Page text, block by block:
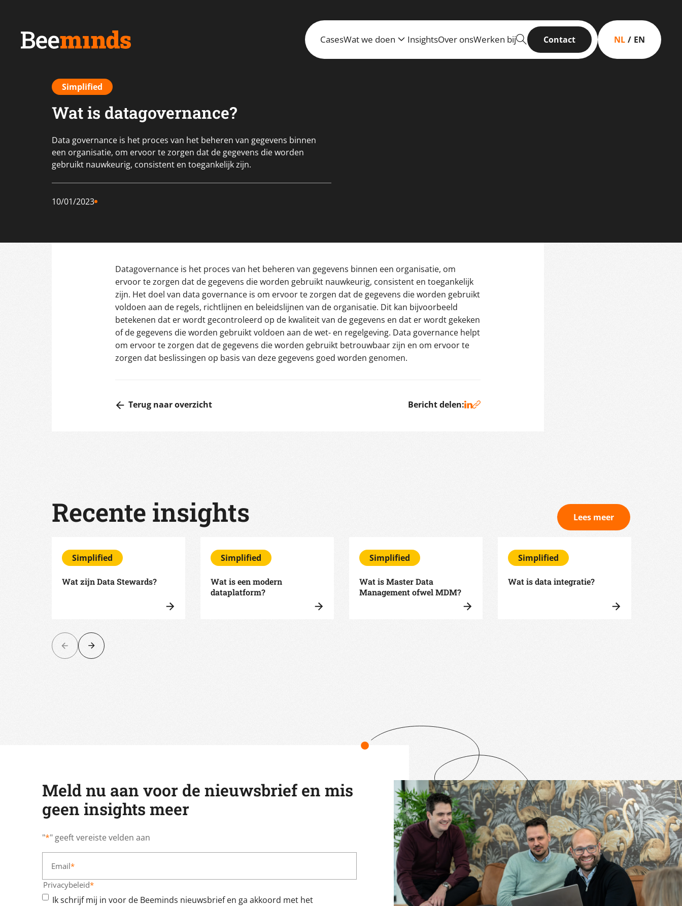
CasesWat we doen InsightsOver onsWerken bij Contact NL EN
Simplified
Wat is datagovernance?
Data governance is het proces van het beheren van gegevens binnen
een organisatie, om ervoor te zorgen dat de gegevens die worden
gebruikt nauwkeurig, consistent en toegankelijk zijn.
10/01/2023
Datagovernance is het proces van het beheren van gegevens binnen een organisatie, om
ervoor te zorgen dat de gegevens die worden gebruikt nauwkeurig, consistent en toegankelijk
zijn. Het doel van data governance is om ervoor te zorgen dat de gegevens die worden gebruikt
voldoen aan de regels, richtlijnen en beleidslijnen van de organisatie. Dit kan bijvoorbeeld
betekenen dat er wordt gecontroleerd op de kwaliteit van de gegevens en dat er wordt gekeken
of de gegevens die worden gebruikt voldoen aan de wet- en regelgeving. Data governance helpt
om ervoor te zorgen dat de gegevens die worden gebruikt betrouwbaar zijn en om ervoor te
zorgen dat beslissingen op basis van deze gegevens goed worden genomen.
Terug naar overzicht Bericht delen:
Recente insights Lees meer
Simplified
Wat zijn Data Stewards?
Simplified
Wat is een modern
dataplatform?
Simplified
Wat is Master Data
Management ofwel MDM?
Simplified
Wat is data integratie?
Meld nu aan voor de nieuwsbrief en mis
geen insights meer
"*" geeft vereiste velden aan
Email*
Privacybeleid*
Ik schrijf mij in voor de Beeminds nieuwsbrief en ga akkoord met het